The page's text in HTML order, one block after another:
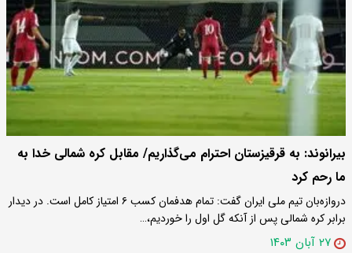
بیرانوند: به قرقیزستان احترام می‌گذاریم/ مقابل کره شمالی خدا به
ما رحم کرد
دروازه‌بان تیم ملی ایران گفت: تمام هدفمان کسب ۶ امتیاز کامل است. در دیدار
برابر کره شمالی پس از آنکه گل اول را خوردیم،…
۲۷ آبان ۱۴۰۳